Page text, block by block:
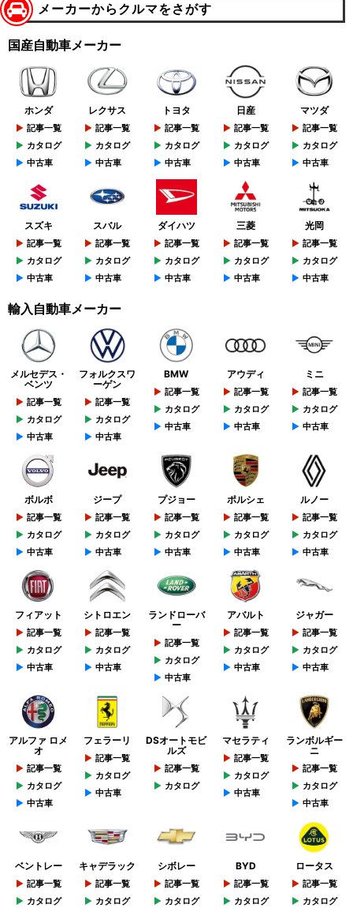
メーカーからクルマをさがす
国産自動車メーカー
ホンダ
記事一覧
カタログ
中古車
レクサス
記事一覧
カタログ
中古車
トヨタ
記事一覧
カタログ
中古車
日産
記事一覧
カタログ
中古車
マツダ
記事一覧
カタログ
中古車
スズキ
記事一覧
カタログ
中古車
スバル
記事一覧
カタログ
中古車
ダイハツ
記事一覧
カタログ
中古車
三菱
記事一覧
カタログ
中古車
光岡
記事一覧
カタログ
中古車
輸入自動車メーカー
メルセデス・
ベンツ
記事一覧
カタログ
中古車
フォルクスワ
ーゲン
記事一覧
カタログ
中古車
BMW
記事一覧
カタログ
中古車
アウディ
記事一覧
カタログ
中古車
ミニ
記事一覧
カタログ
中古車
ボルボ
記事一覧
カタログ
中古車
ジープ
記事一覧
カタログ
中古車
プジョー
記事一覧
カタログ
中古車
ポルシェ
記事一覧
カタログ
中古車
ルノー
記事一覧
カタログ
中古車
フィアット
記事一覧
カタログ
中古車
シトロエン
記事一覧
カタログ
中古車
ランドローバ
ー
記事一覧
カタログ
中古車
アバルト
記事一覧
カタログ
中古車
ジャガー
記事一覧
カタログ
中古車
アルファ ロメ
オ
記事一覧
カタログ
中古車
フェラーリ
記事一覧
カタログ
中古車
DSオートモビ
ルズ
記事一覧
カタログ
マセラティ
記事一覧
カタログ
中古車
ランボルギー
ニ
記事一覧
カタログ
中古車
ベントレー
記事一覧
カタログ
キャデラック
記事一覧
カタログ
シボレー
記事一覧
カタログ
BYD
記事一覧
カタログ
ロータス
記事一覧
カタログ